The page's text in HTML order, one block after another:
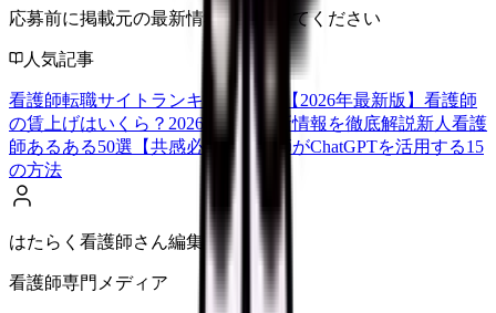
応募前に掲載元の最新情報を確認してください
人気記事
看護師転職サイトランキングTOP5【2026年最新版】 看護師
の賃上げはいくら？2026年度の最新情報を徹底解説新人看護
師あるある50選【共感必至】
看護師がChatGPTを活用する15
の方法
はたらく看護師さん編集部
看護師専門メディア